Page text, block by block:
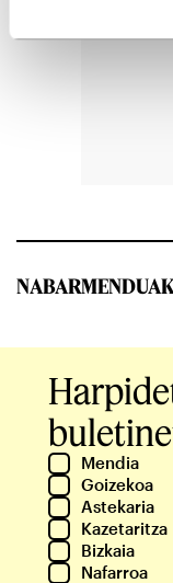
NABARMENDUAK
Mendia
Goizekoa
Astekaria
Kazetaritza
Bizkaia
Nafarroa